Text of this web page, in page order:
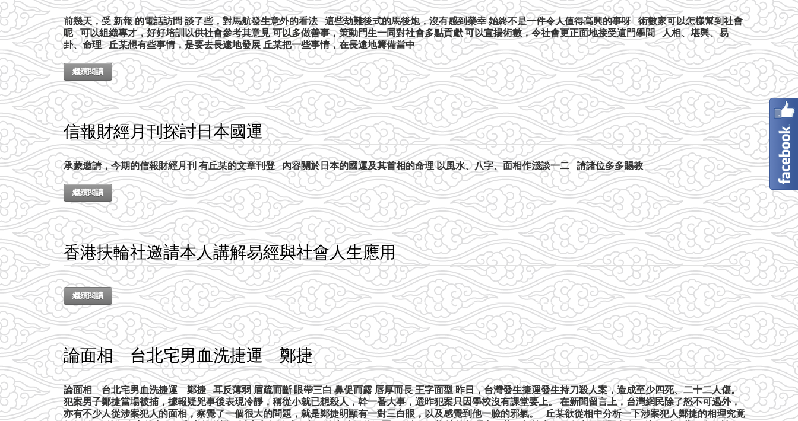
前幾天，受 新報 的電話訪問 談了些，對馬航發生意外的看法 這些劫難後式的馬後炮，沒有感到榮幸 始終不是一件令人值得高興的事呀 術數家可以怎樣幫到社會
呢 可以組織專才，好好培訓以供社會參考其意見 可以多做善事，策動門生一同對社會多點貢獻 可以宣揚術數，令社會更正面地接受這門學問 人相、堪輿、易
卦、命理 丘某想有些事情，是要去長遠地發展 丘某把一些事情，在長遠地籌備當中
繼續閱讀
信報財經月刊探討日本國運
承蒙邀請，今期的信報財經月刊 有丘某的文章刊登 內容關於日本的國運及其首相的命理 以風水、八字、面相作淺談一二 請諸位多多賜教
繼續閱讀
香港扶輪社邀請本人講解易經與社會人生應用
繼續閱讀
論面相 台北宅男血洗捷運 鄭捷
論面相 台北宅男血洗捷運 鄭捷 耳反薄弱 眉疏而斷 眼帶三白 鼻促而露 唇厚而長 王字面型 昨日，台灣發生捷運發生持刀殺人案，造成至少四死、二十二人傷。
犯案男子鄭捷當場被捕，據報疑兇事後表現冷靜，稱從小就已想殺人，幹一番大事，選昨犯案只因學校沒有課堂要上。 在新聞留言上，台灣網民除了怒不可遏外，
亦有不少人從涉案犯人的面相，察覺了一個很大的問題，就是鄭捷明顯有一對三白眼，以及感覺到他一臉的邪氣。 丘某欲從相中分析一下涉案犯人鄭捷的相理究竟